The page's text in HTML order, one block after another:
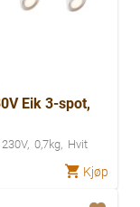
Eik 3-spot,
230V 0,7kg Hvit
Kjøp